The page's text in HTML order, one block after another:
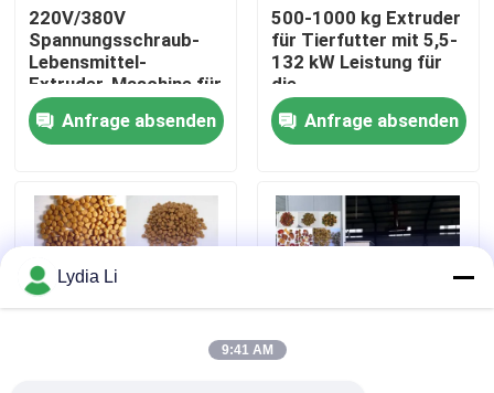
Fabrik Tour
Qualitätskontrolle
Referenzen
Kugel-Mühlmaschine
220V/380V
Spannungsschraub-
Lebensmittel-
Extruder-Maschine für
Maisstick Puffing-
Fertigungsanlage
Anfrage absenden
500-1000 kg Extruder
für Tierfutter mit 5,5-
132 kW Leistung für
die
Tierfutterproduktion
Anfrage absenden
Lydia Li
9:41 AM